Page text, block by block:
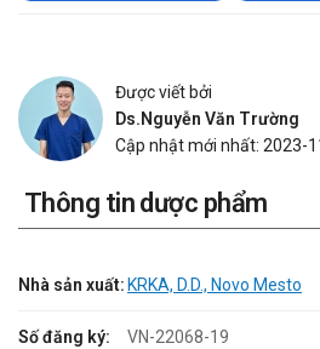
Được viết bởi
Ds.Nguyễn Văn Trường
Cập nhật mới nhất: 2023-
Thông tin dược phẩm
Nhà sản xuất: KRKA, D.D., Novo Mesto
Số đăng ký: VN-22068-19